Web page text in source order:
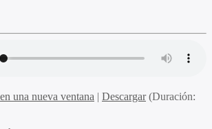
una nueva ventana | Descargar(Duración: